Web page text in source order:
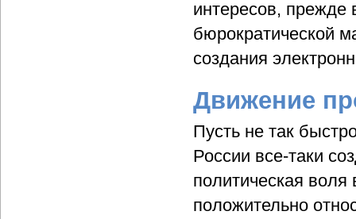
интересов, прежде
бюрократической
создания
Движение
Пусть не так
России все-таки
политическая
положительно